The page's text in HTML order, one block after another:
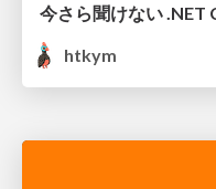
今さら聞けない .NET
htkym